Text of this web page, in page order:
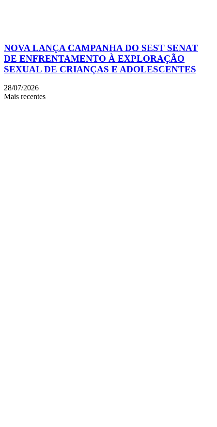
NOVA LANÇA CAMPANHA DO SEST SENAT
DE ENFRENTAMENTO À EXPLORAÇÃO
SEXUAL DE CRIANÇAS E ADOLESCENTES
28/07/2026
Mais recentes